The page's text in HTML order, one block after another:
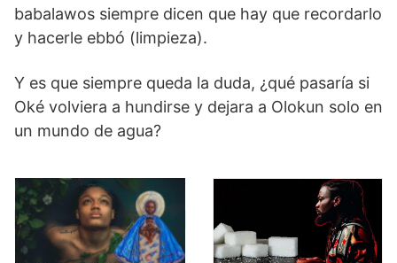
babalawos siempre dicen que hay que recordarlo
y hacerle ebbó (limpieza).
Y es que siempre queda la duda, ¿qué pasaría si
Oké volviera a hundirse y dejara a Olokun solo en
un mundo de agua?